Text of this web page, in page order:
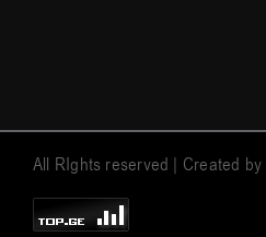
All RIghts reserved | Created by